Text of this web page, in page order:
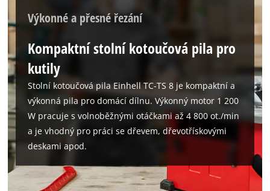
Výkonné a přesné řezání
Kompaktní stolní kotoučová pila pro
kutily
Stolní kotoučová pila Einhell TC-TS 8 je kompaktní a
výkonná pila pro domácí dílnu. Výkonný motor 1 200
W pracuje s volnoběžnými otáčkami až 4 800 ot./min
a je vhodný pro práci se dřevem, dřevotřískovými
deskami apod.